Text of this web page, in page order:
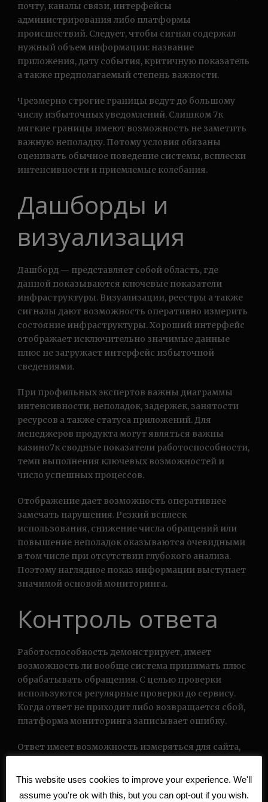
почту, каналы связи, интерфейсы
администрирования либо платформы
происшествий. Следует, чтобы сигнал содержал
нужный объем информации: название
приложения, дату события, критичную показатель
а также предполагаемый степень важности.
Чрезмерно строгие границы ведут до большому
числу избыточных уведомлений. Слишком 7к
мягкие границы имеют возможность не заметить
важную неполадку. Потому условия обязаны
оценивать обычное поведение системы, всплески
интенсивности и приемлемые колебания.
Дашборды и
визуализация
Дашборд — представляет собой область, где
данной показываются ключевые показатели
инфраструктуры. Визуализации, реестры а также
сигналы дают возможность оперативно измерить
состояние инфраструктуры. Хороший интерфейс
отображает исключительно значимые данные
плюс не загружает интерфейс избыточной
сведениями.
При профильных экспертов важны диаграммы
интенсивности, неполадок, задержек, занятости
ресурсов а также статуса приложений. Для
менеджеров продукта могут являться важны
казино7к сводные показатели работоспособности,
темп выполнения ключевых возможностей и
число успешных процессов.
Отображение дает возможность оперативнее
замечать нарушения. Резкий всплеск
использования, снижение числа обращений или
повышение неполадок оказываются очевидными
в том числе при отсутствии глубокого анализа.
Поэтому наглядное показ информации выступает
значимой основой мониторинга.
Контроль ответа
Работоспособность демонстрирует, имеет
возможность ли вообще система принимать плюс
обрабатывать обращения. С целью проверки
используются регулярные проверки до сервису.
Когда ответ не приходит либо возвращается сбой,
платформа мониторинга записывает ошибку.
Ответ имеет возможность измеряться для сайта,
также фонового процесса. Важно оценивать
совсем не исключительно факт ответа, а и 7к
This website uses cookies to improve your experience. We'll
assume you're ok with this, but you can opt-out if you wish.